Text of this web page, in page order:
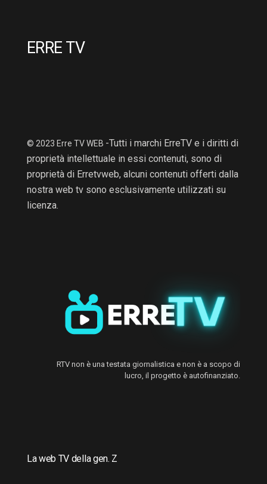
ERRE TV
© 2023 Erre TV WEB -Tutti i marchi ErreTV e i diritti di
proprietà intellettuale in essi contenuti, sono di
proprietà di Erretvweb, alcuni contenuti offerti dalla
nostra web tv sono esclusivamente utilizzati su
licenza.
RTV non è una testata giornalistica e non è a scopo di
lucro, il progetto è autofinanziato.
La web TV della gen. Z